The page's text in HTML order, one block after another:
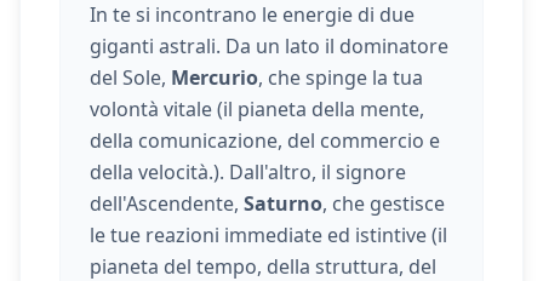
In te si incontrano le energie di due
giganti astrali. Da un lato il dominatore
del Sole, Mercurio, che spinge la tua
volontà vitale (il pianeta della mente,
della comunicazione, del commercio e
della velocità.). Dall'altro, il signore
dell'Ascendente, Saturno, che gestisce
le tue reazioni immediate ed istintive (il
pianeta del tempo, della struttura, del